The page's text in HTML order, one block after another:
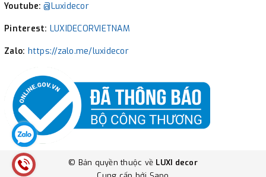
Youtube:@Luxidecor
Pinterest: LUXIDECORVIETNAM
Zalo: https://zalo.me/luxidecor
© Bản quyền thuộc về LUXI decor